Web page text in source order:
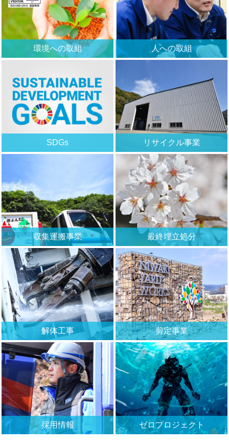
環境への取組 人への取組
SDGs リサイクル事業
収集運搬事業 最終埋立処分
解体工事 剪定事業
採用情報 ゼロプロジェクト